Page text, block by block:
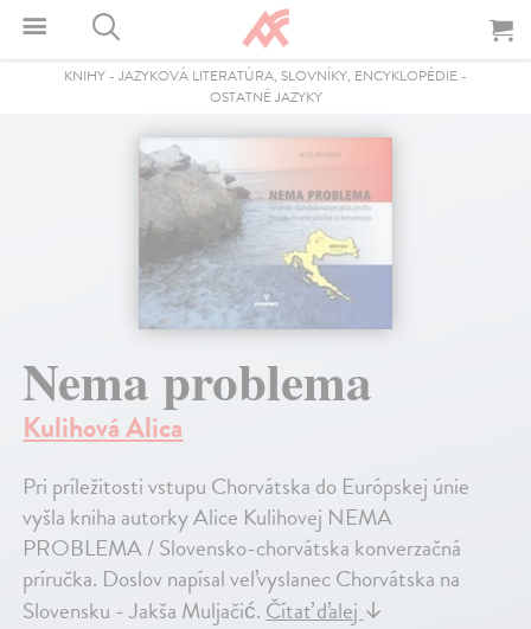
KNIHY - JAZYKOVÁ LITERATÚRA, SLOVNÍKY, ENCYKLOPÉDIE -
OSTATNÉ JAZYKY
Nema problema
Kulihová Alica
Pri príležitosti vstupu Chorvátska do Európskej únie
vyšla kniha autorky Alice Kulihovej NEMA
PROBLEMA / Slovensko-chorvátska konverzačná
príručka. Doslov napísal veľvyslanec Chorvátska na
Slovensku - Jakša Muljačić. Čítať ďalej ↓